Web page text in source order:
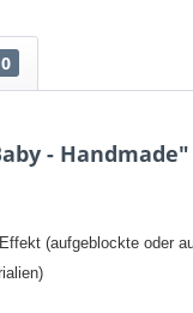
0
- Handmade"
(aufgeblockte oder